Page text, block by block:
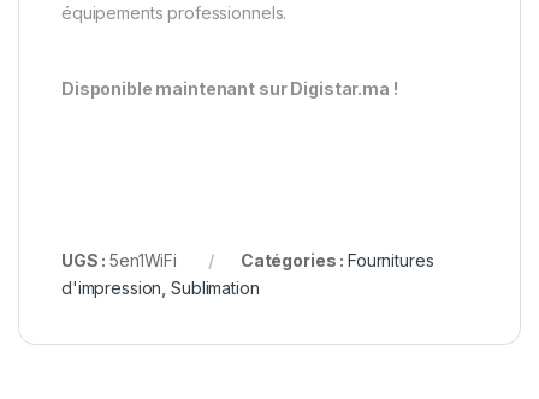
équipements professionnels.
Disponible maintenant sur Digistar.ma !
UGS :5en1WiFi Catégories : Fournitures
d'impression ,Sublimation